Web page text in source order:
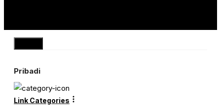
Close
Pribadi
Link Categories